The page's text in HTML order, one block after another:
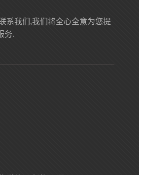
系我们,我们将全心全意为您提
务.